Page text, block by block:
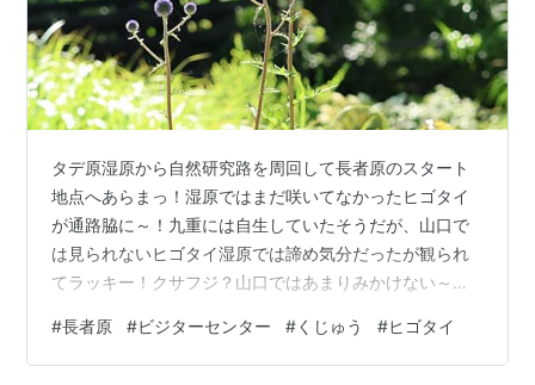
タデ原湿原から自然研究路を周回して長者原のスタート
地点へあらまっ！湿原ではまだ咲いてなかったヒゴタイ
が通路脇に～！九重には自生していたそうだが、山口で
は見られないヒゴタイ湿原では諦め気分だったが観られ
てラッキー！クサフジ？山口ではあまりみかけない～一
んある長者原ヘルスセンターから硫黄山と星生山を展望
～今回、肉眼では噴煙は確認できず足湯はこの暑さでバ
#長者原 #ビジターセンター #くじゅう #ヒゴタイ